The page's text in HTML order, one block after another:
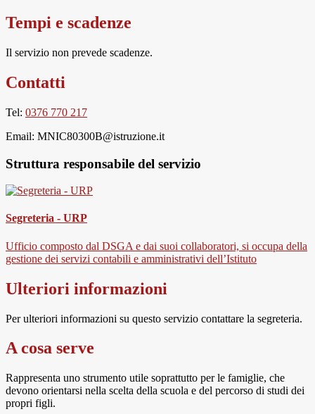
Tempi e scadenze
Il servizio non prevede scadenze.
Contatti
Tel: 0376 770 217
Email: MNIC80300B@istruzione.it
Struttura responsabile del servizio
Segreteria - URP
Ufficio composto dal DSGA e dai suoi collaboratori, si occupa della
gestione dei servizi contabili e amministrativi dell’Istituto
Ulteriori informazioni
Per ulteriori informazioni su questo servizio contattare la segreteria.
A cosa serve
Rappresenta uno strumento utile soprattutto per le famiglie, che
devono orientarsi nella scelta della scuola e del percorso di studi dei
propri figli.